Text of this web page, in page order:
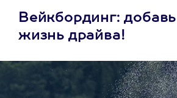
Вейкбординг:
жизнь драйва!